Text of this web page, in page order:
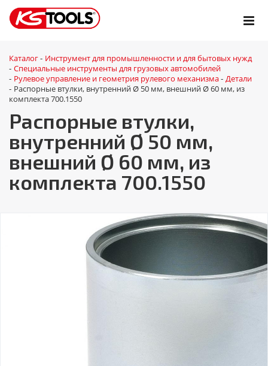
Каталог - Инструмент для промышленности и для бытовых нужд
- Специальные инструменты для грузовых автомобилей
- Рулевое управление и геометрия рулевого механизма - Детали
- Распорные втулки, внутренний Ø 50 мм, внешний Ø 60 мм, из
комплекта 700.1550
Распорные втулки,
внутренний Ø 50 мм,
внешний Ø 60 мм, из
комплекта 700.1550